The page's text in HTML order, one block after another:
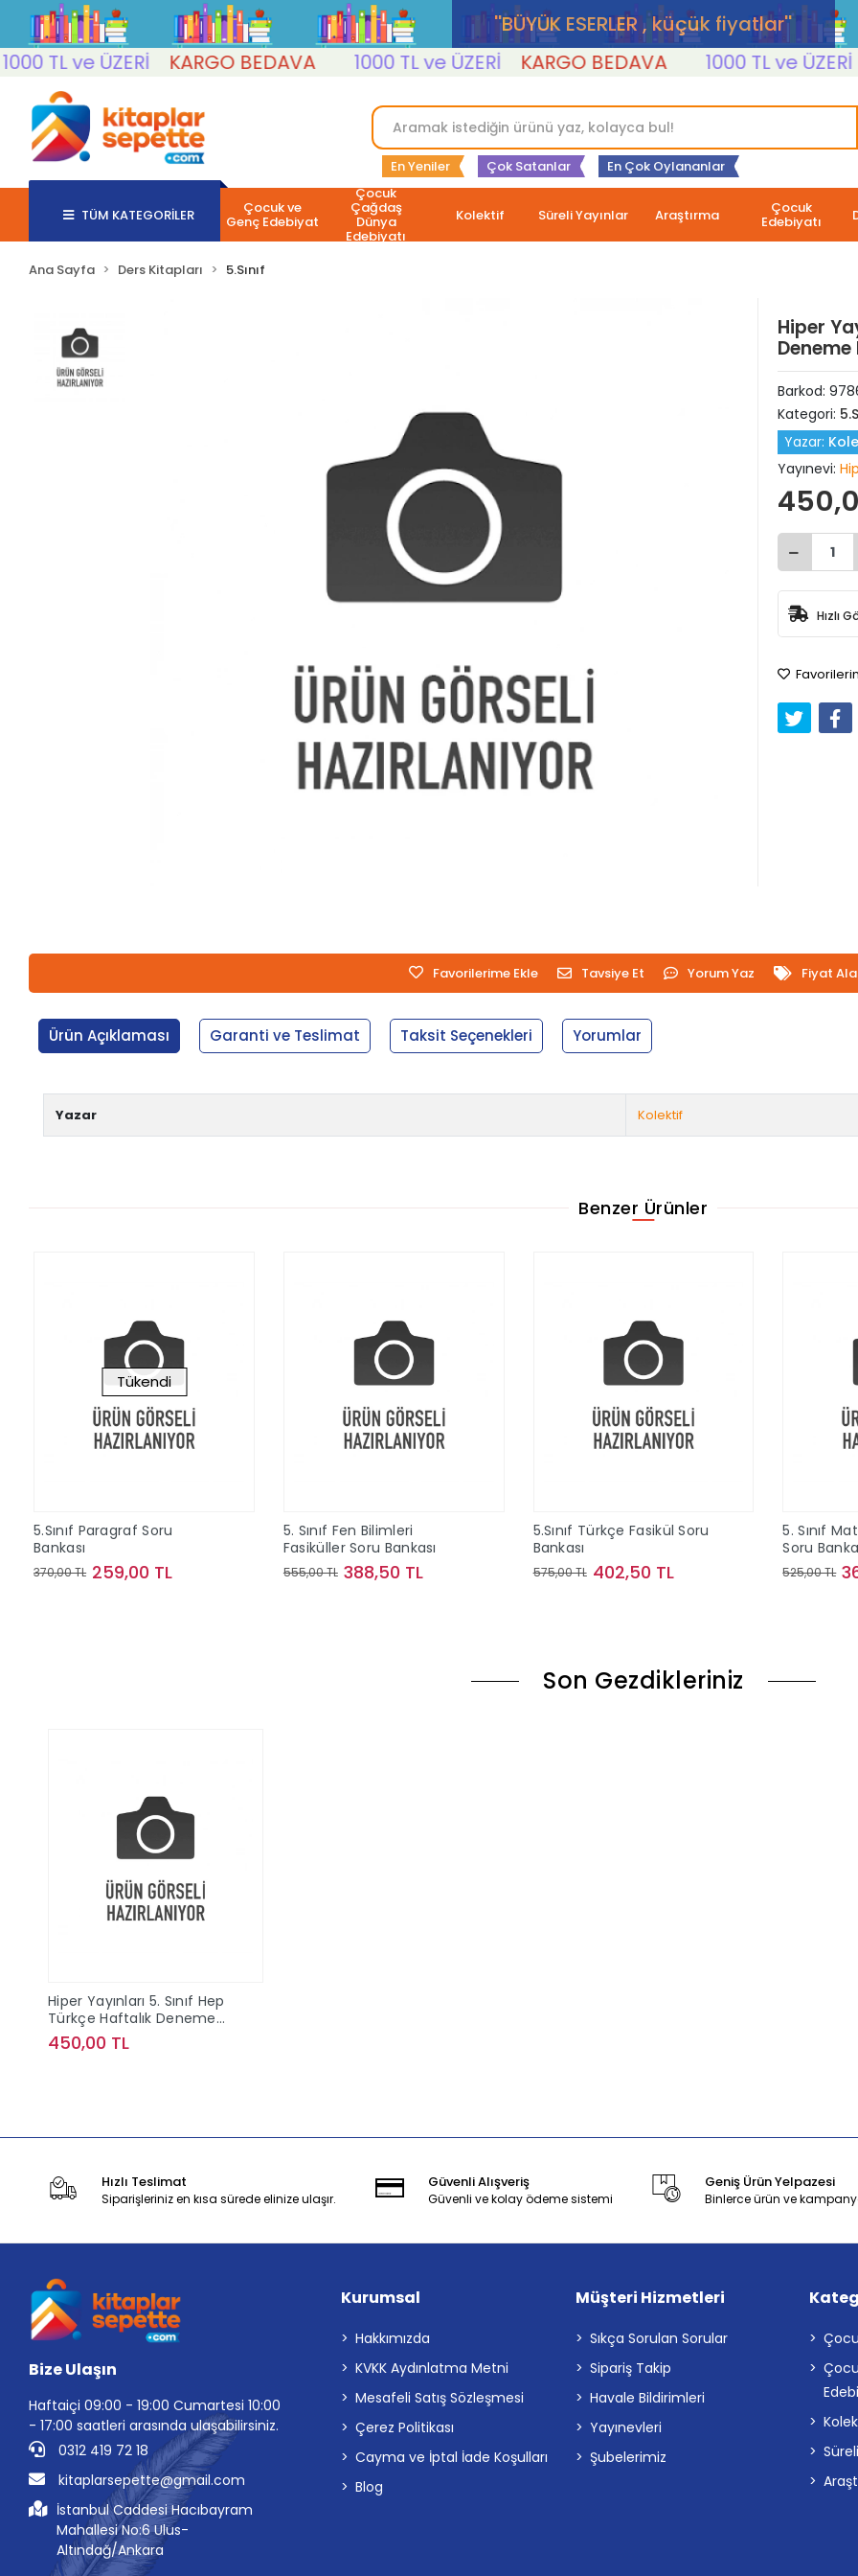
''BÜYÜK ESERLER , küçük fiyatlar''
TL ve ÜZERİ
KARGO BEDAVA 1000 TL ve ÜZERİ KARGO BEDAVA 1000 TL ve ÜZERİ
En Yeniler Çok Satanlar En Çok Oylananlar
TÜM KATEGORİLER Çocuk ve
Genç Edebiyat
Çocuk
Çağdaş
Dünya
Edebiyatı
Kolektif Süreli Yayınlar Araştırma Çocuk
Edebiyatı
Ana Sayfa Ders Kitapları 5.Sınıf
Hiper
Deneme
Barkod:
Kategori:
Yazar:
Yayınevi:
Hızlı
Favorilerime Ekle Tavsiye Et Yorum Yaz Fiyat
Ürün Açıklaması Garanti ve Teslimat Taksit Seçenekleri Yorumlar
Yazar Kolektif
Benzer Ürünler
Tükendi
5.Sınıf Paragraf Soru
Bankası
370,00 TL 259,00 TL
5. Sınıf Fen Bilimleri
Fasiküller Soru Bankası
555,00 TL 388,50 TL
5.Sınıf Türkçe Fasikül Soru
Bankası
575,00 TL 402,50 TL
5. Sınıf
Soru
525,00 TL
Son Gezdikleriniz
Hiper Yayınları 5. Sınıf Hep
Türkçe Haftalık Deneme
Föyleri
450,00 TL
Hızlı Teslimat
Siparişleriniz en kısa sürede elinize ulaşır.
Güvenli Alışveriş
Güvenli ve kolay ödeme sistemi
Geniş Ürün Yelpazesi
Binlerce ürün ve
Bize Ulaşın
Haftaiçi 09:00 - 19:00 Cumartesi 10:00
- 17:00 saatleri arasında ulaşabilirsiniz.
0312 419 72 18
kitaplarsepette@gmail.com
İstanbul Caddesi Hacıbayram
Mahallesi No:6 Ulus-
Altındağ/Ankara
Kurumsal
Hakkımızda
KVKK Aydınlatma Metni
Mesafeli Satış Sözleşmesi
Çerez Politikası
Cayma ve İptal İade Koşulları
Blog
Müşteri Hizmetleri
Sıkça Sorulan Sorular
Sipariş Takip
Havale Bildirimleri
Yayınevleri
Şubelerimiz